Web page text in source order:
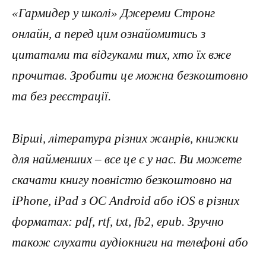
«Гармидер у школі» Джереми Стронг
онлайн, а перед цим ознайомитись з
цитатами та відгуками тих, хто їх вже
прочитав. Зробити це можна безкоштовно
та без реєстрації.
Вірші, література різних жанрів, книжки
для найменших – все це є у нас. Ви можете
скачати книгу повністю безкоштовно на
iPhone, iPad з ОС Android або iOS в різних
форматах: pdf, rtf, txt, fb2, epub. Зручно
також слухати аудіокниги на телефоні або